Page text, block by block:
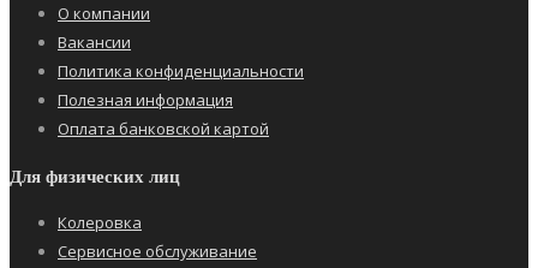
О компании
Вакансии
Политика конфиденциальности
Полезная информация
Оплата банковской картой
Для физических лиц
Колеровка
Сервисное обслуживание